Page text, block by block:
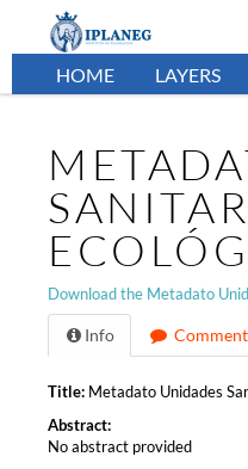
HOME LAYERS
Download the Metadato
Info
Title: Metadato Unidades
Abstract:
No abstract provided